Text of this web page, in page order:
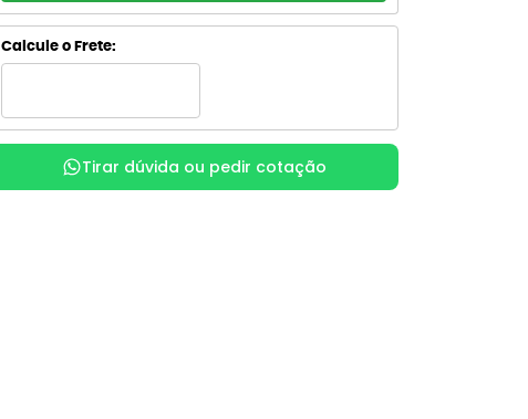
2xde R$ 12,70 R$ 25,40
R$ 28,29
com juros
5xde R$ 5,81 R$ 29,03
com juros
Calcule o Frete:
Tirar dúvida ou pedir cotação